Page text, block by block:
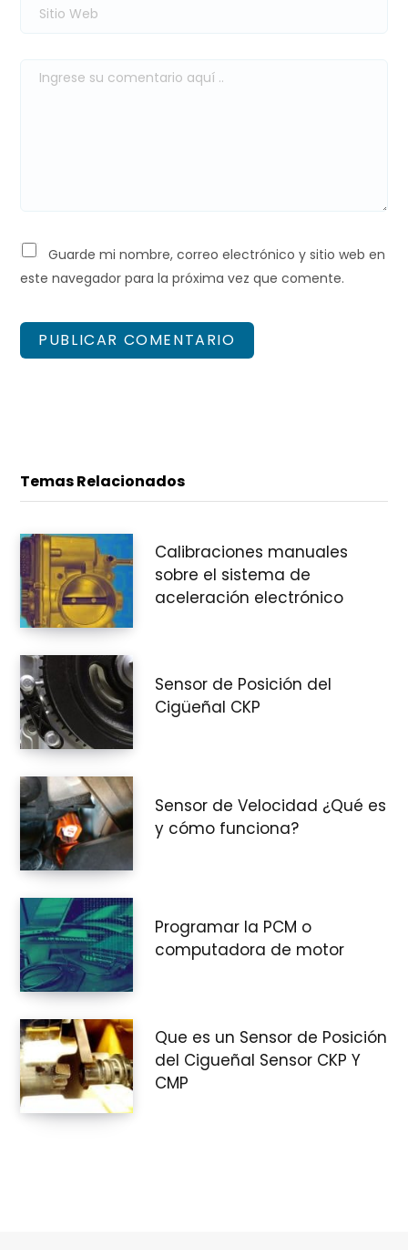
Guarde mi nombre, correo electrónico y sitio web en
este navegador para la próxima vez que comente.
Temas Relacionados
Calibraciones manuales
sobre el sistema de
aceleración electrónico
Sensor de Posición del
Cigüeñal CKP
Sensor de Velocidad ¿Qué es
y cómo funciona?
Programar la PCM o
computadora de motor
Que es un Sensor de Posición
del Cigueñal Sensor CKP Y
CMP